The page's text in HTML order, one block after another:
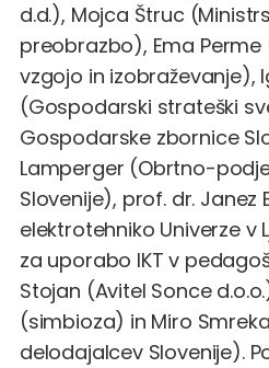
d.d.), Mojca Štruc
preobrazbo), Ema
vzgojo in izobraževanje),
(Gospodarski strateški
Gospodarske zbornice
Lamperger (Obrtno-
Slovenije), prof. dr. Janez
elektrotehniko Univerze v
za uporabo IKT v
Stojan (Avitel Sonce
(simbioza) in Miro
delodajalcev Slovenije).